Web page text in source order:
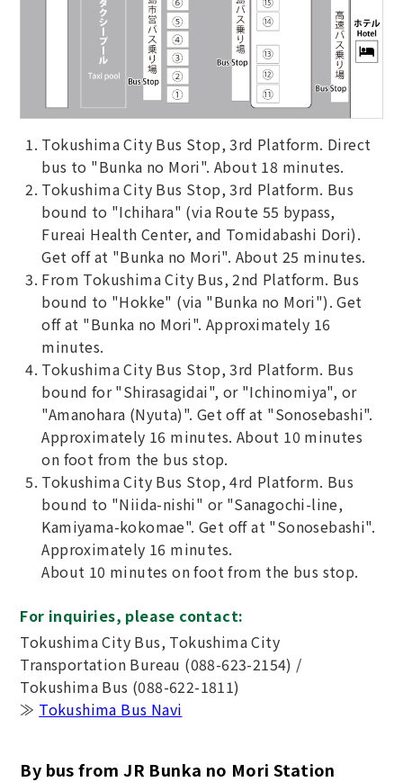
Tokushima City Bus Stop, 3rd Platform. Direct
bus to "Bunka no Mori". About 18 minutes.
Tokushima City Bus Stop, 3rd Platform. Bus
bound to "Ichihara" (via Route 55 bypass,
Fureai Health Center, and Tomidabashi Dori).
Get off at "Bunka no Mori". About 25 minutes.
From Tokushima City Bus, 2nd Platform. Bus
bound to "Hokke" (via "Bunka no Mori"). Get
off at "Bunka no Mori". Approximately 16
minutes.
Tokushima City Bus Stop, 3rd Platform. Bus
bound for "Shirasagidai", or "Ichinomiya", or
"Amanohara (Nyuta)". Get off at "Sonosebashi".
Approximately 16 minutes. About 10 minutes
on foot from the bus stop.
Tokushima City Bus Stop, 4rd Platform. Bus
bound to "Niida-nishi" or "Sanagochi-line,
Kamiyama-kokomae". Get off at "Sonosebashi".
Approximately 16 minutes.
About 10 minutes on foot from the bus stop.
For inquiries, please contact:
Tokushima City Bus, Tokushima City
Transportation Bureau (088-623-2154) /
Tokushima Bus (088-622-1811)
≫ Tokushima Bus Navi
By bus from JR Bunka no Mori Station